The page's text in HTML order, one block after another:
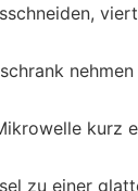
kurz
zu einer